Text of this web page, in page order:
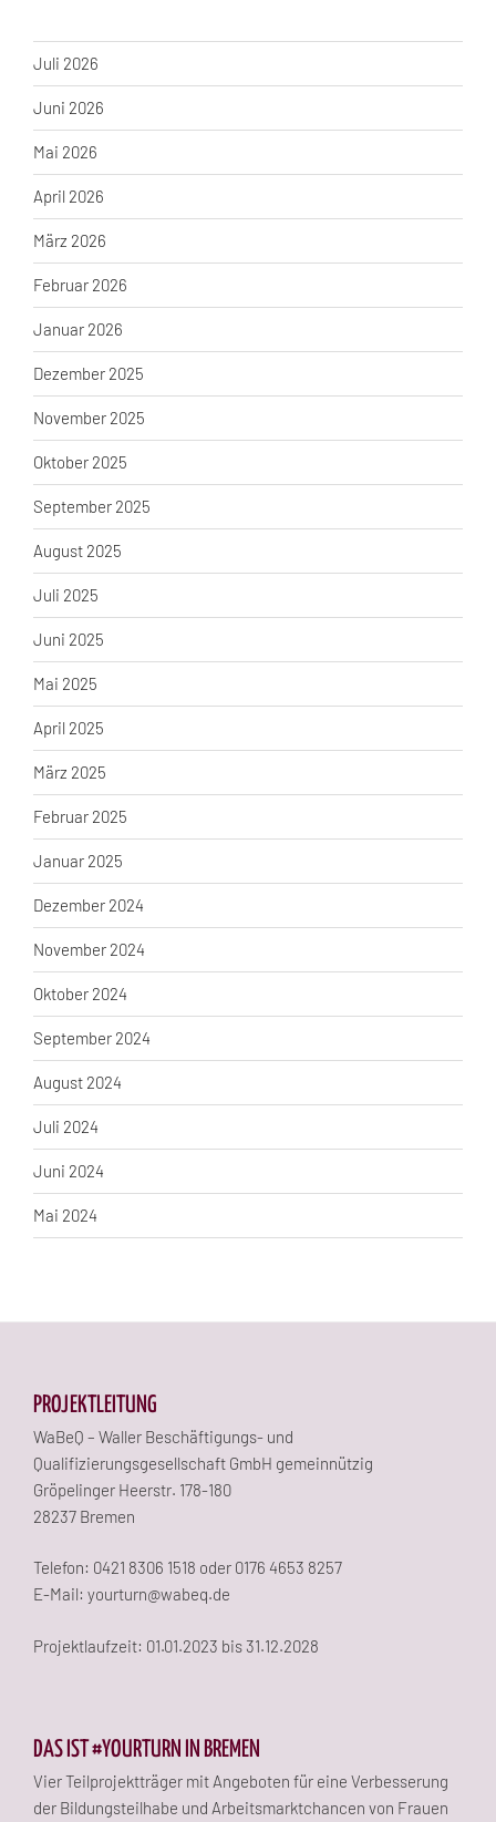
Juli 2026
Juni 2026
Mai 2026
April 2026
März 2026
Februar 2026
Januar 2026
Dezember 2025
November 2025
Oktober 2025
September 2025
August 2025
Juli 2025
Juni 2025
Mai 2025
April 2025
März 2025
Februar 2025
Januar 2025
Dezember 2024
November 2024
Oktober 2024
September 2024
August 2024
Juli 2024
Juni 2024
Mai 2024
PROJEKTLEITUNG
WaBeQ – Waller Beschäftigungs- und
Qualifizierungsgesellschaft GmbH gemeinnützig
Gröpelinger Heerstr. 178-180
28237 Bremen
Telefon: 0421 8306 1518 oder 0176 4653 8257
E-Mail: yourturn@wabeq.de
Projektlaufzeit: 01.01.2023 bis 31.12.2028
DAS IST #YOURTURN IN BREMEN
Vier Teilprojektträger mit Angeboten für eine Verbesserung
der Bildungsteilhabe und Arbeitsmarktchancen von Frauen